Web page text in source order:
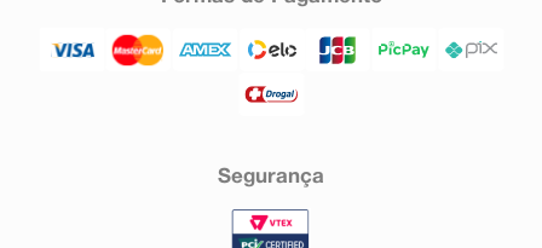
Segurança